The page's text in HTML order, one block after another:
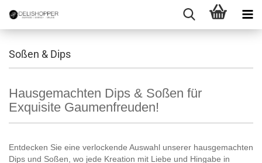
Soßen & Dips
Hausgemachten Dips & Soßen für
Exquisite Gaumenfreuden!
Entdecken Sie eine verlockende Auswahl unserer hausgemachten
Dips und Soßen, wo jede Kreation mit Liebe und Hingabe in